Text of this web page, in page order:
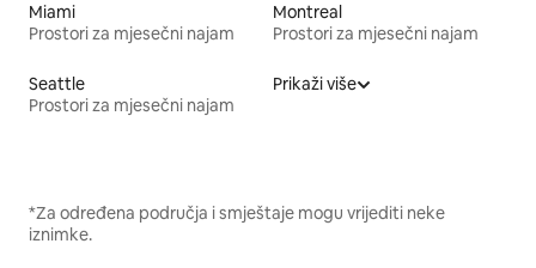
Miami
Prostori za mjesečni najam
Montreal
Prostori za mjesečni najam
Seattle
Prostori za mjesečni najam
Prikaži više
*Za određena područja i smještaje mogu vrijediti neke
iznimke.